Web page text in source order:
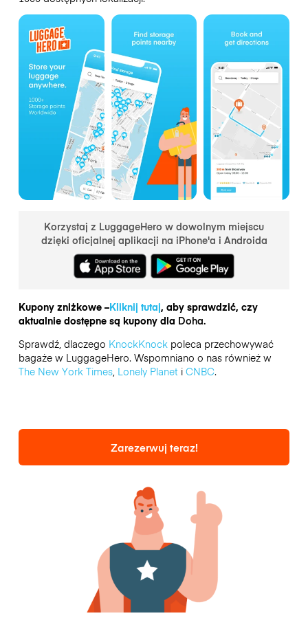
Korzystaj z LuggageHero w dowolnym miejscu
dzięki oficjalnej aplikacji na iPhone'a i Androida
Kupony zniżkowe –Kliknij tutaj, aby sprawdzić, czy
aktualnie dostępne są kupony dla Doha.
Sprawdź, dlaczego KnockKnockpoleca przechowywać
bagaże w LuggageHero. Wspomniano o nas również w
The New York Times, Lonely Planeti CNBC.
Zarezerwuj teraz!